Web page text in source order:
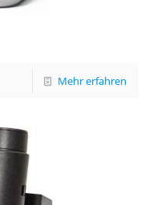
Mehr erfahren